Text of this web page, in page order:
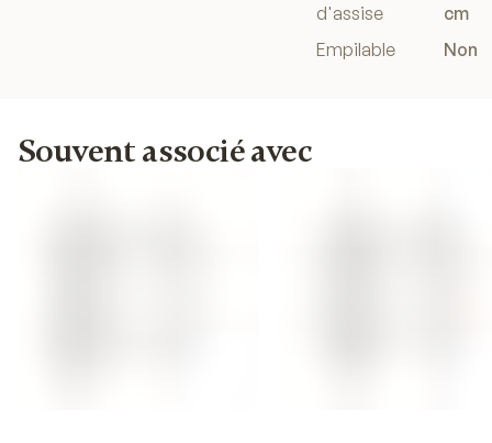
d'assise
cm
Empilable
Non
Souvent associé avec